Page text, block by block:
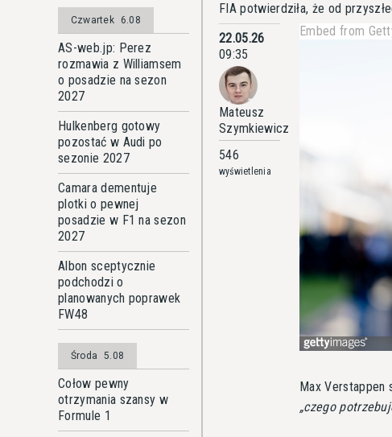
Czwartek 6.08
AS-web.jp: Perez
rozmawia z Williamsem
o posadzie na sezon
2027
Hulkenberg gotowy
pozostać w Audi po
sezonie 2027
Camara dementuje
plotki o pewnej
posadzie w F1 na sezon
2027
Albon sceptycznie
podchodzi o
planowanych poprawek
FW48
Środa 5.08
Cołow pewny
otrzymania szansy w
Formule 1
FIA potwierdziła, że od
22.05.26
09:35
Mateusz
Szymkiewicz
546
wyświetlenia
Embed from
Max Verstappen
czego